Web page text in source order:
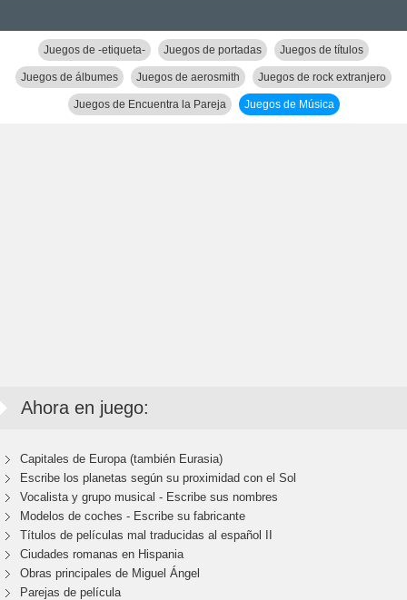
Juegos de -etiqueta- Juegos de portadas Juegos de títulos
Juegos de álbumes Juegos de aerosmith Juegos de rock extranjero
Juegos de Encuentra la Pareja Juegos de Música
Ahora en juego:
Capitales de Europa (también Eurasia)
Escribe los planetas según su proximidad con el Sol
Vocalista y grupo musical - Escribe sus nombres
Modelos de coches - Escribe su fabricante
Títulos de películas mal traducidas al español II
Ciudades romanas en Hispania
Obras principales de Miguel Ángel
Parejas de película